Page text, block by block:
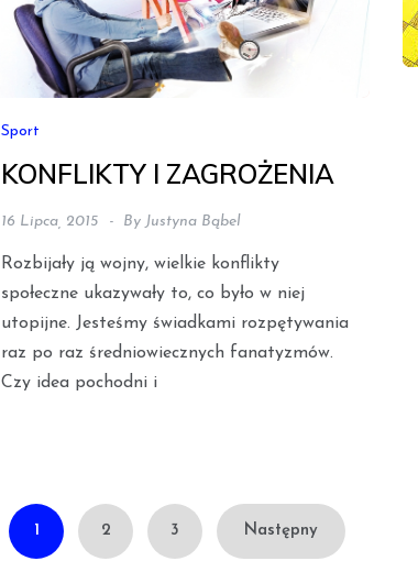
Sport
KONFLIKTY I ZAGROŻENIA
16 Lipca, 2015 By Justyna Bąbel
Rozbijały ją wojny, wielkie konflikty
społeczne ukazywały to, co było w niej
utopijne. Jesteśmy świadkami rozpętywania
raz po raz średnio­wiecznych fanatyzmów.
Czy idea pochodni i
1 2 3 Następny